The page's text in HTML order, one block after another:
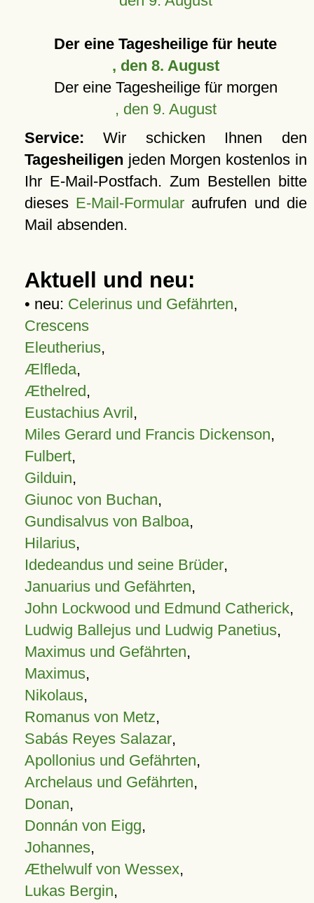
Der eine Tagesheilige für heute
, den 8. August
Der eine Tagesheilige für morgen
, den 9. August
Service: Wir schicken Ihnen den
Tagesheiligen jeden Morgen kostenlos in
Ihr E-Mail-Postfach. Zum Bestellen bitte
dieses E-Mail-Formular aufrufen und die
Mail absenden.
Aktuell und neu:
• neu: Celerinus und Gefährten,
Crescens
Eleutherius,
Ælfleda,
Æthelred,
Eustachius Avril,
Miles Gerard und Francis Dickenson,
Fulbert,
Gilduin,
Giunoc von Buchan,
Gundisalvus von Balboa,
Hilarius,
Idedeandus und seine Brüder,
Januarius und Gefährten,
John Lockwood und Edmund Catherick,
Ludwig Ballejus und Ludwig Panetius,
Maximus und Gefährten,
Maximus,
Nikolaus,
Romanus von Metz,
Sabás Reyes Salazar,
Apollonius und Gefährten,
Archelaus und Gefährten,
Donan,
Donnán von Eigg,
Johannes,
Æthelwulf von Wessex,
Lukas Bergin,